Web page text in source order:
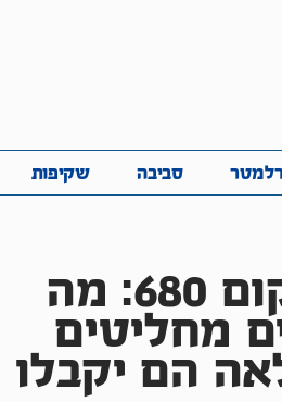
סביבה שקיפות
הפרלמטר סביבה שקיפות
5,300 ש"ח במקום 680: מה
מחליטים
הם יקבלו